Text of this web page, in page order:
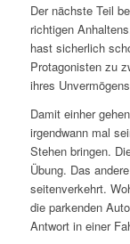
Der nächste Teil
richtigen
hast sicherlich
Protagonisten zu
ihres
Damit einher
irgendwann mal
Stehen bringen.
Übung. Das
seitenverkehrt.
die parkenden
Antwort in einer